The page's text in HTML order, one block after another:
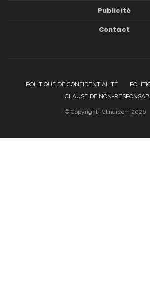
Publicité
Contact
POLITIQUE DE CONFIDENTIALITÉ
CLAUSE DE NON-
© Copyright Palindroom 2026